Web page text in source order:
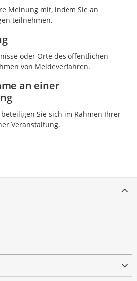
Meinung mit, indem Sie an
teilnehmen.
oder Orte des öffentlichen
von Meldeverfahren.
an einer
Sie sich im Rahmen Ihrer
Veranstaltung.